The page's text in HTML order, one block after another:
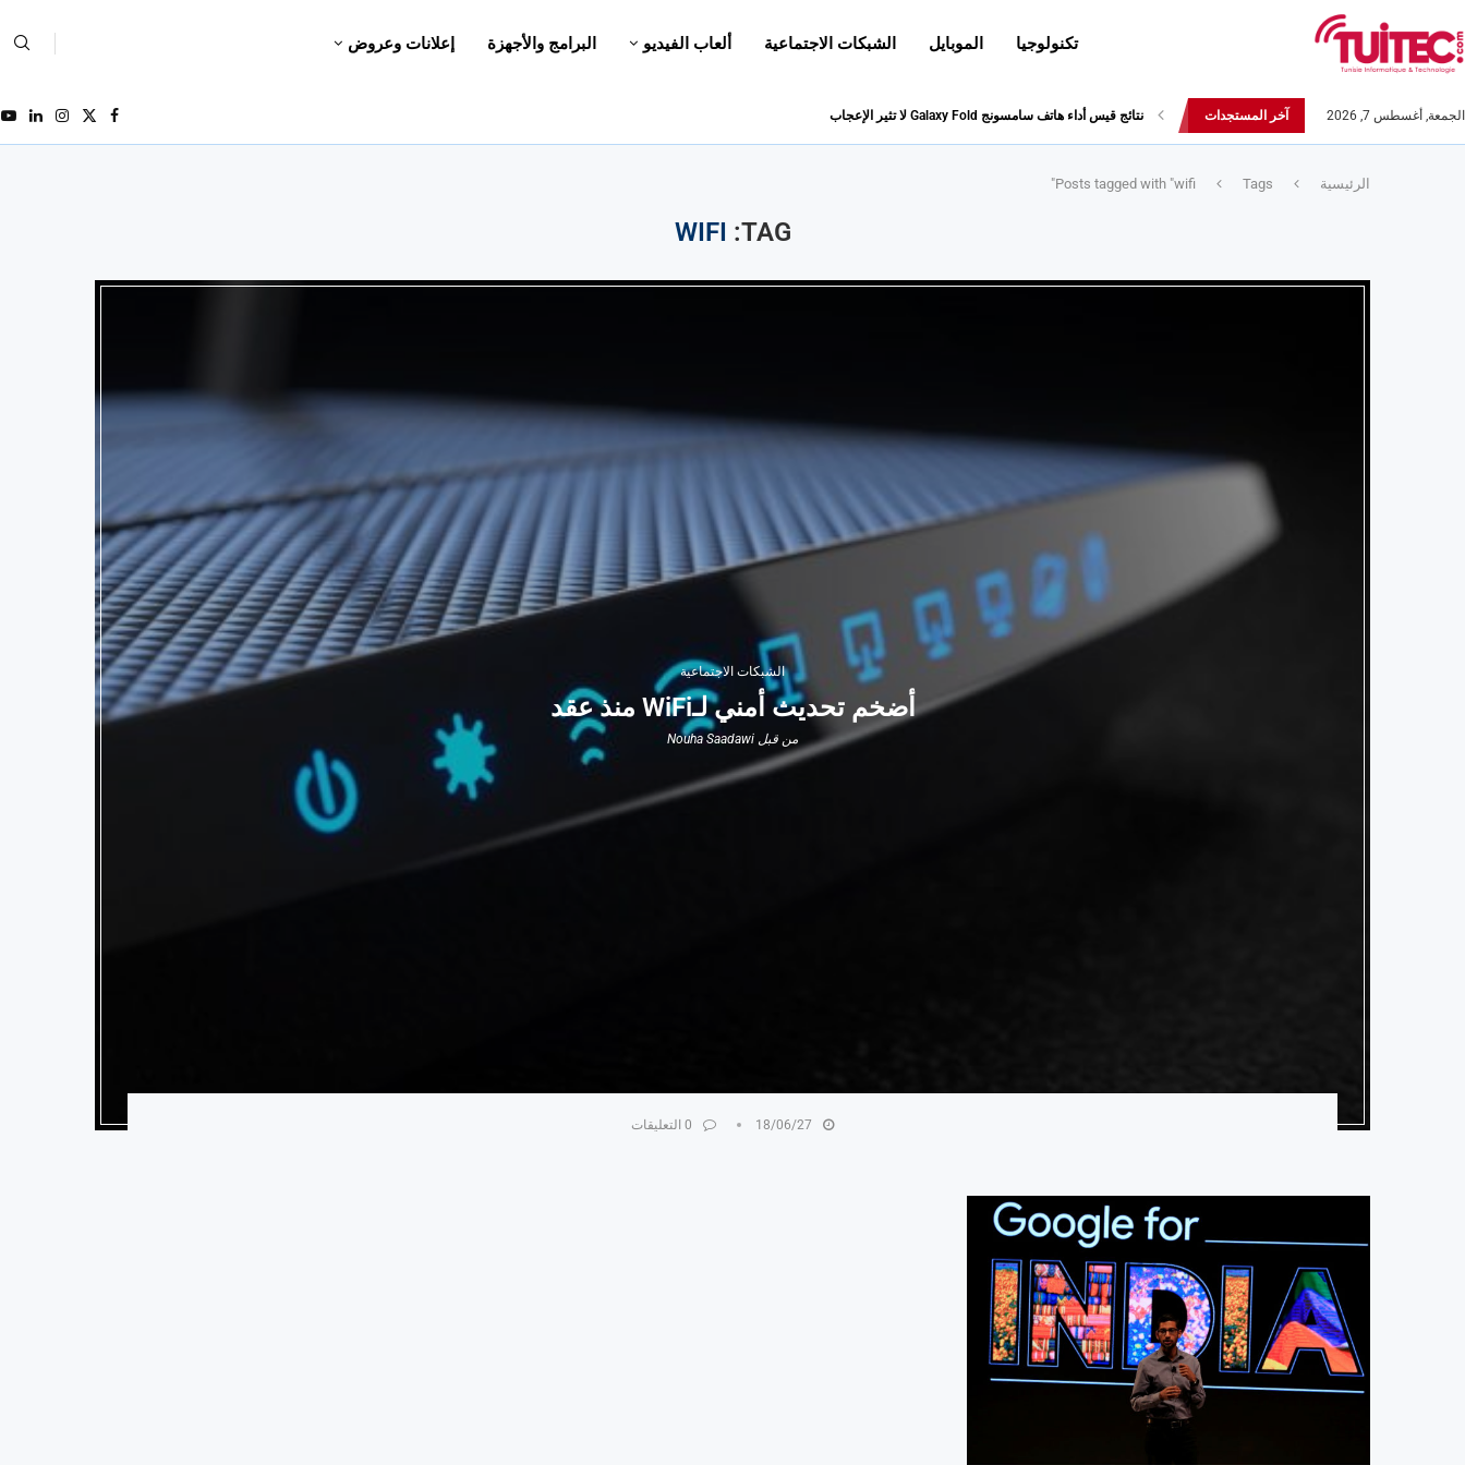
تكنولوجيا الموبايل الشبكات الاجتماعية ألعاب الفيديو البرامج والأجهزة إعلانات وعروض
الجمعة, أغسطس 7, 2026 آخر المستجدات نتائج قيس أداء هاتف سامسونج Galaxy Fold لا تثير الإعجاب
الرئيسية Tags
Posts tagged with "wifi"
TAG:
WIFI
الشبكات الاجتماعية
أضخم تحديث أمني لـWiFi منذ عقد
من قبل Nouha Saadawi
18/06/27 0 التعليقات